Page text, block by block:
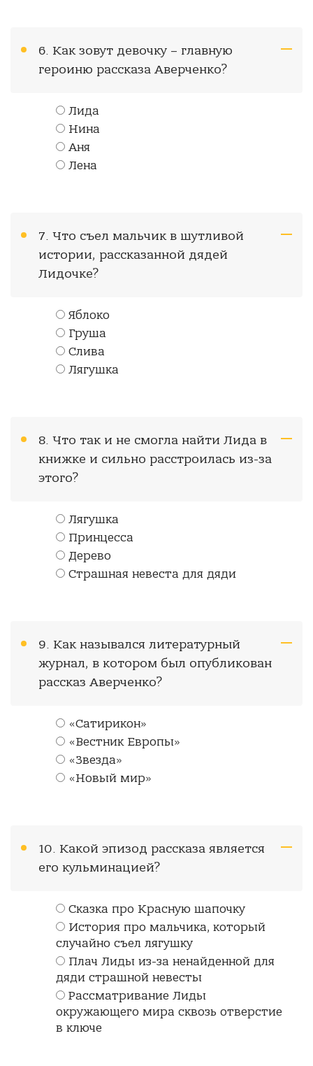
6. Как зовут девочку – главную
героиню рассказа Аверченко?
Лида
Нина
Аня
Лена
7. Что съел мальчик в шутливой
истории, рассказанной дядей
Лидочке?
Яблоко
Груша
Слива
Лягушка
8. Что так и не смогла найти Лида в
книжке и сильно расстроилась из-за
этого?
Лягушка
Принцесса
Дерево
Страшная невеста для дяди
9. Как назывался литературный
журнал, в котором был опубликован
рассказ Аверченко?
«Сатирикон»
«Вестник Европы»
«Звезда»
«Новый мир»
10. Какой эпизод рассказа является
его кульминацией?
Сказка про Красную шапочку
История про мальчика, который
случайно съел лягушку
Плач Лиды из-за ненайденной для
дяди страшной невесты
Рассматривание Лиды
окружающего мира сквозь отверстие
в ключе